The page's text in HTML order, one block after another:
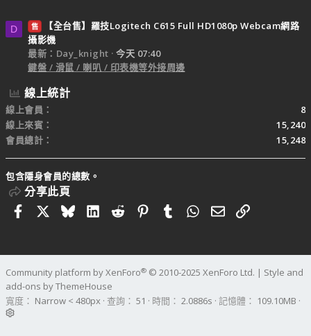
D 售
【全台售】羅技Logitech C615 Full HD1080p Webcam網路
攝影機
最新：Day_knight
今天 07:40
鍵盤 / 滑鼠 / 喇叭 / 印表機等外接周邊
線上統計
線上會員
8
線上來賓
15,240
會員總計
15,248
包含隱身會員的總數。
分享此頁
FacebookBlueskyLinkedIn
RedditPinterestTumblrWhatsApp
電子郵件
連結
Community platform by XenForo® © 2010-2025 XenForo Ltd. | Style and
add-ons by ThemeHouse
寬度
查詢 51 時間 2.0886s 記憶體 109.10MB